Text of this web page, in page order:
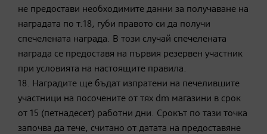
не предостави необходимите данни за получаване на
наградата по т.18, губи правото си да получи
спечелената награда. В този случай спечелената
награда се предоставя на първия резервен участник
при условията на настоящите правила.
18. Наградите ще бъдат изпратени на печелившите
участници на посочените от тях dm магазини в срок
от 15 (петнадесет) работни дни. Срокът по тази точка
започва да тече, считано от датата на предоставяне